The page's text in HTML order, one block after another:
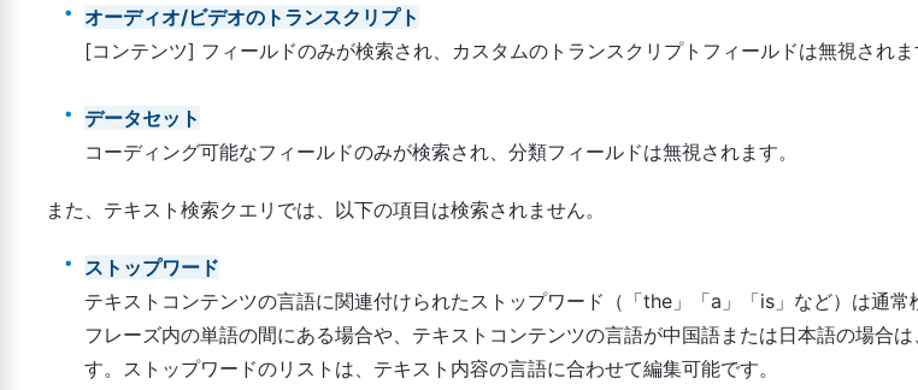
オーディオ/ビデオのトランスクリプト
[コンテンツ] フィールドのみが検索され、カスタムのトランスクリプトフィールドは無視されま
データセット
コーディング可能なフィールドのみが検索され、分類フィールドは無視されます。
また、テキスト検索クエリでは、以下の項目は検索されません。
ストップワード
テキストコンテンツの言語に関連付けられたストップワード（「the」「a」「is」など）は通
フレーズ内の単語の間にある場合や、テキストコンテンツの言語が中国語または日本語の場合
す。ストップワードのリストは、テキスト内容の言語に合わせて編集可能です。